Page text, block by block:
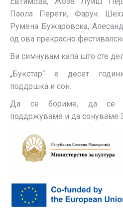
Паола Перети, Фарук
Румена Бужаровска,
од ова прекрасно
Ви симнувам капа што сте
„Букстар“ е десет
поддршка и сон.
Да се бориме, да се
поддржуваме и да сонуваме